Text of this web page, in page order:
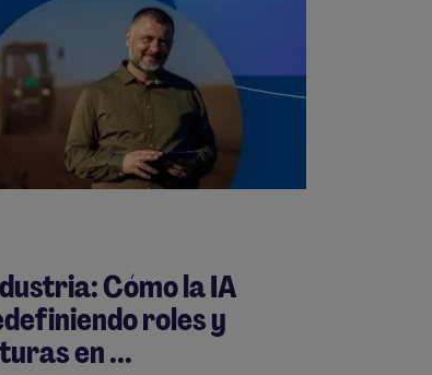
Cómo la IA
roles y
en ...